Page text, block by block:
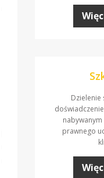
Dzielenie
prawnego